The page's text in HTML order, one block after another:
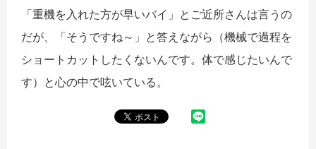
「重機を入れた方が早いバイ」とご近所さんは言うの
だが、「そうですね～」と答えながら（機械で過程を
ショートカットしたくないんです。体で感じたいんで
す）と心の中で呟いている。